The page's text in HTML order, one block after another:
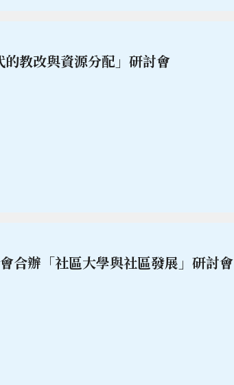
教改與資源分配」研討會
合辦「社區大學與社區發展」研討會